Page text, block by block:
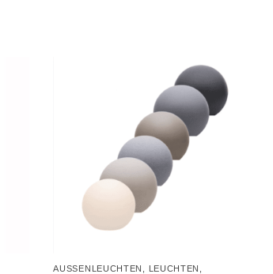
AUSSENLEUCHTEN LEUCHTEN